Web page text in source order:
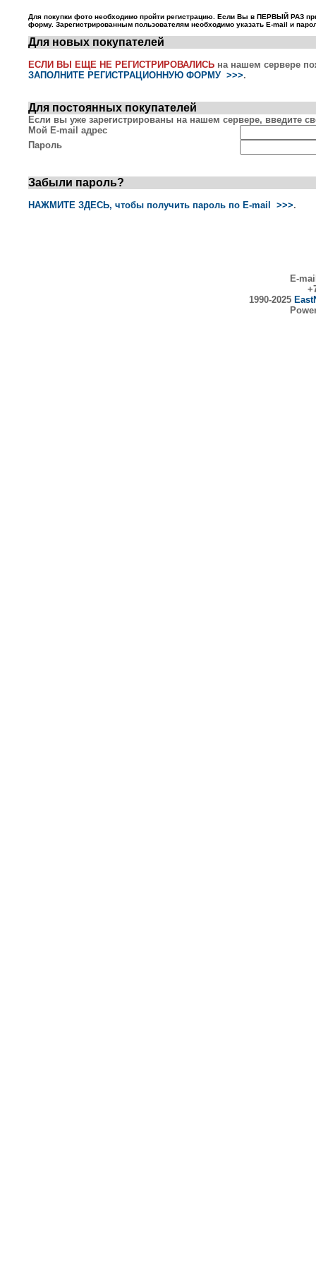
Для покупки фото необходимо пройти регистрацию. Если Вы в ПЕРВЫЙ РАЗ
форму. Зарегистрированным пользователям необходимо указать E-mail и
Для новых покупателей
ЕСЛИ ВЫ ЕЩЕ НЕ РЕГИСТРИРОВАЛИСЬ на нашем сервере
ЗАПОЛНИТЕ РЕГИСТРАЦИОННУЮ ФОРМУ >>>.
Для постоянных покупателей
Если вы уже зарегистрированы на нашем сервере, введите
Мой E-mail адрес
Пароль
Забыли пароль?
НАЖМИТЕ ЗДЕСЬ, чтобы получить пароль по E-mail >>>.
E-
1990-2025